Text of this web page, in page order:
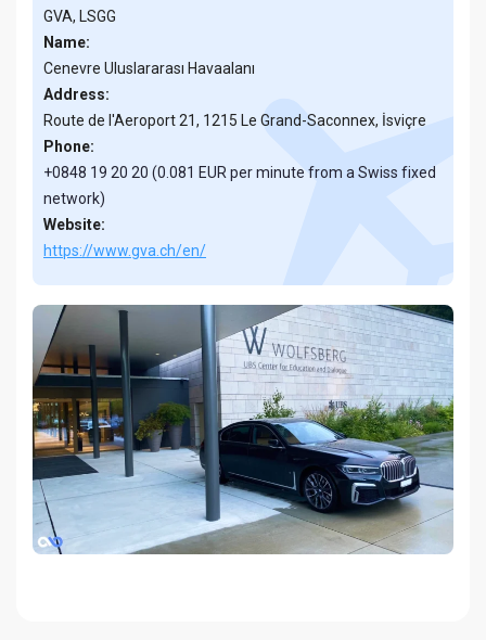
GVA, LSGG
Name:
Cenevre Uluslararası Havaalanı
Address:
Route de l'Aeroport 21, 1215 Le Grand-Saconnex, İsviçre
Phone:
+0848 19 20 20 (0.081 EUR per minute from a Swiss fixed
network)
Website:
https://www.gva.ch/en/